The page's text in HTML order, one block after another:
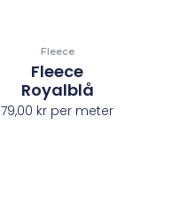
Fleece
Fleece
Royalblå
79,00 kr per meter